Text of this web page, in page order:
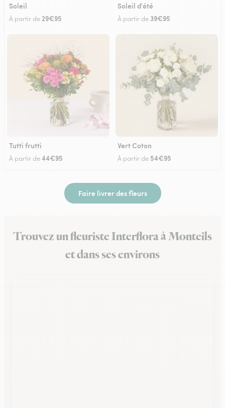
Soleil
À partir de29€95
Soleil d'été
À partir de 39€95
Tutti frutti
À partir de44€95
Vert Coton
À partir de 54€95
Faire livrer des fleurs
Trouvez un fleuriste Interflora à Monteils
et dans ses environs